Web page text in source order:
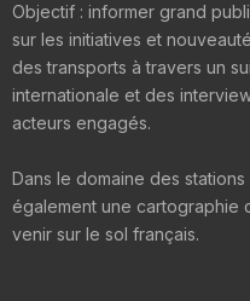
Objectif : informer grand
sur les initiatives et
des transports à travers un
internationale et des
acteurs engagés.
Dans le domaine des
également une cartographie
venir sur le sol français.